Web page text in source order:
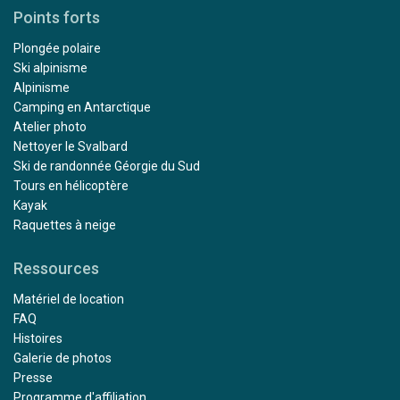
determination. How anyone could spot a polar bear in a
anyone's imagination, but once spotted, the captain did
the impossible to make viewing the King of the Arctic a
reality. It was truly the highlight of the trip. Thank you
Oceanwide Expeditions!
The trip exceeded all of my expectations, from start to
finish. Julian was a fantastic kayak guide with excellent
support from Paulo and Alexis. I would especially like to
Points forts
Plongée polaire
Ski alpinisme
Alpinisme
Camping en Antarctique
Atelier photo
Nettoyer le Svalbard
Ski de randonnée Géorgie du Sud
Tours en hélicoptère
Kayak
Raquettes à neige
Ressources
Matériel de location
FAQ
Histoires
Galerie de photos
Presse